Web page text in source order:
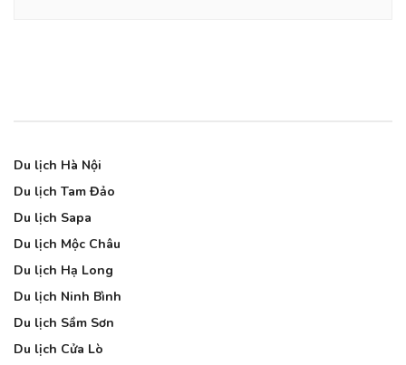
Du lịch Hà Nội
Du lịch Tam Đảo
Du lịch Sapa
Du lịch Mộc Châu
Du lịch Hạ Long
Du lịch Ninh Bình
Du lịch Sầm Sơn
Du lịch Cửa Lò